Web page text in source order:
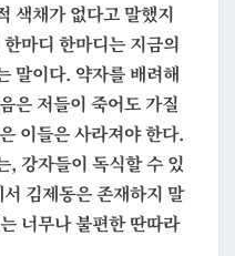
색채가 없다고 말했지
마디 한마디는 지금의
말이다. 약자를 배려해
은 저들이 죽어도 가질
이들은 사라져야 한다.
, 강자들이 독식할 수 있
김제동은 존재하지 말
너무나 불편한 딴따라